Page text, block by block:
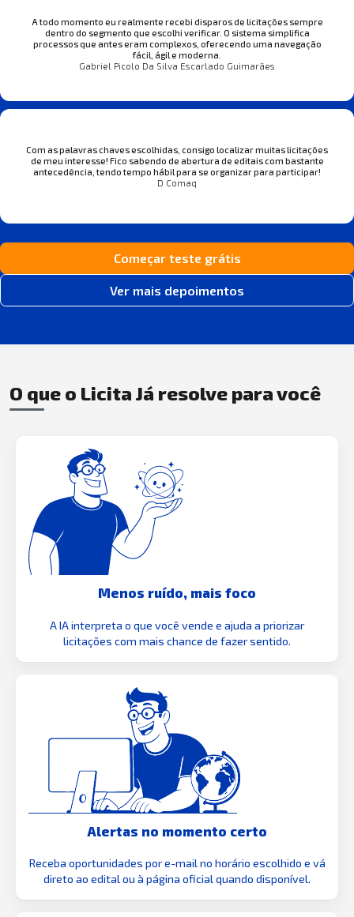
A todo momento eu realmente recebi disparos de licitações sempre
dentro do segmento que escolhi verificar. O sistema simplifica
processos que antes eram complexos, oferecendo uma navegação
fácil, ágil e moderna.
Gabriel Picolo Da Silva Escarlado Guimarães
Com as palavras chaves escolhidas, consigo localizar muitas licitações
de meu interesse! Fico sabendo de abertura de editais com bastante
antecedência, tendo tempo hábil para se organizar para participar!
D Comaq
Começar teste grátis
Ver mais depoimentos
O que o Licita Já resolve para você
Menos ruído, mais foco
A IA interpreta o que você vende e ajuda a priorizar
licitações com mais chance de fazer sentido.
Alertas no momento certo
Receba oportunidades por e-mail no horário escolhido e vá
direto ao edital ou à página oficial quando disponível.